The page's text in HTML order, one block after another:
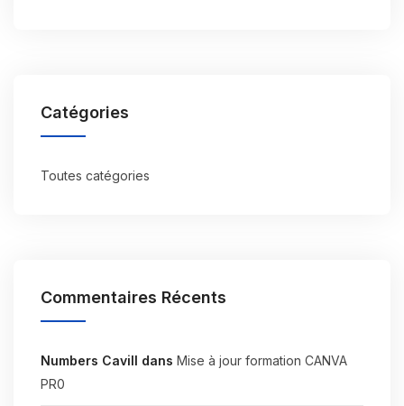
Catégories
Toutes catégories
Commentaires Récents
Numbers Cavill dans Mise à jour formation CANVA
PR0